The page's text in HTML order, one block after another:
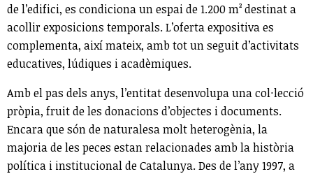
de l’edifici, es condiciona un espai de 1.200 m² destinat a
acollir exposicions temporals. L’oferta expositiva es
complementa, així mateix, amb tot un seguit d’activitats
educatives, lúdiques i acadèmiques.
Amb el pas dels anys, l’entitat desenvolupa una col·lecció
pròpia, fruit de les donacions d’objectes i documents.
Encara que són de naturalesa molt heterogènia, la
majoria de les peces estan relacionades amb la història
política i institucional de Catalunya. Des de l’any 1997, a